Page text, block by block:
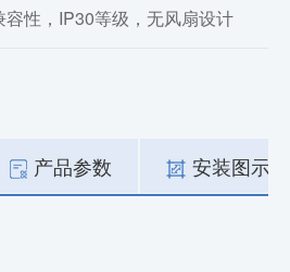
性，IP30等级，无风扇设计
产品参数 安装图示